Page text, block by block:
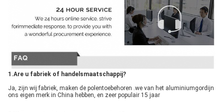
1.Are u fabriek of handelsmaatschappij?
Ja, zijn wij fabriek, maken de polentoebehoren .we van het aluminiumgordijn
ons eigen merk in China hebben, en zeer populair 15 jaar